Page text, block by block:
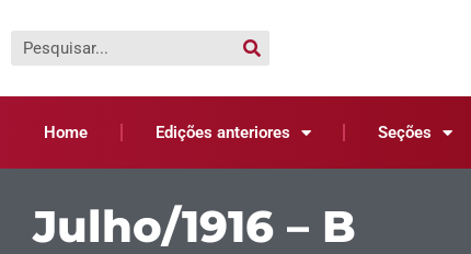
Home Edições anteriores Seções
Julho/1916 – B